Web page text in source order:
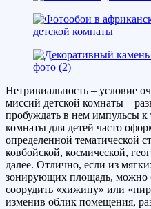
Нетривиальность – условие
миссий детской комнаты –
пробуждать в нем импульсы к
комнаты для детей часто
определенной тематической
ковбойской, космической,
далее. Отлично, если из
зонирующих площадь, можно
соорудить «хижину» или
изменив облик помещения,